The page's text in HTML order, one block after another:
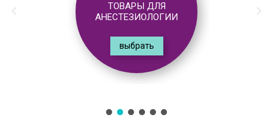
ТОВАРЫ ДЛЯ
АНЕСТЕЗИОЛОГИИ
выбрать